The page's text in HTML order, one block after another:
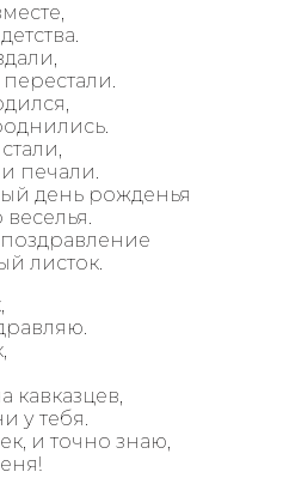
печали.
день рожденья
листок.
кавказцев,
у тебя.
и точно знаю,